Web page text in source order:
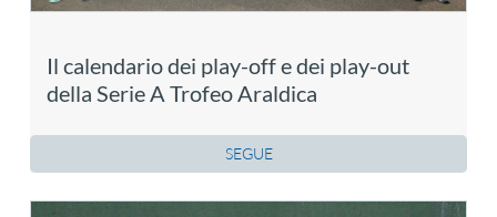
Il calendario dei play-off e dei play-out
della Serie A Trofeo Araldica
SEGUE